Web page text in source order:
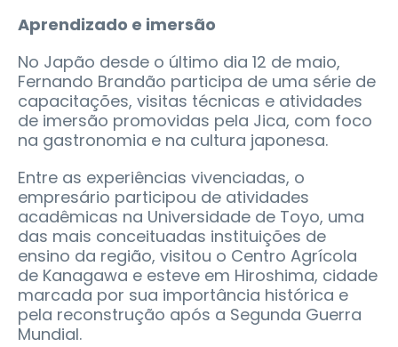
Aprendizado e imersão
No Japão desde o último dia 12 de maio,
Fernando Brandão participa de uma série de
capacitações, visitas técnicas e atividades
de imersão promovidas pela Jica, com foco
na gastronomia e na cultura japonesa.
Entre as experiências vivenciadas, o
empresário participou de atividades
acadêmicas na Universidade de Toyo, uma
das mais conceituadas instituições de
ensino da região, visitou o Centro Agrícola
de Kanagawa e esteve em Hiroshima, cidade
marcada por sua importância histórica e
pela reconstrução após a Segunda Guerra
Mundial.